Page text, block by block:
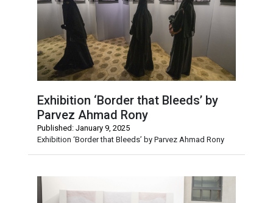
Exhibition ‘Border that Bleeds’ by
Parvez Ahmad Rony
Published: January 9, 2025
Exhibition ‘Border that Bleeds’ by Parvez Ahmad Rony